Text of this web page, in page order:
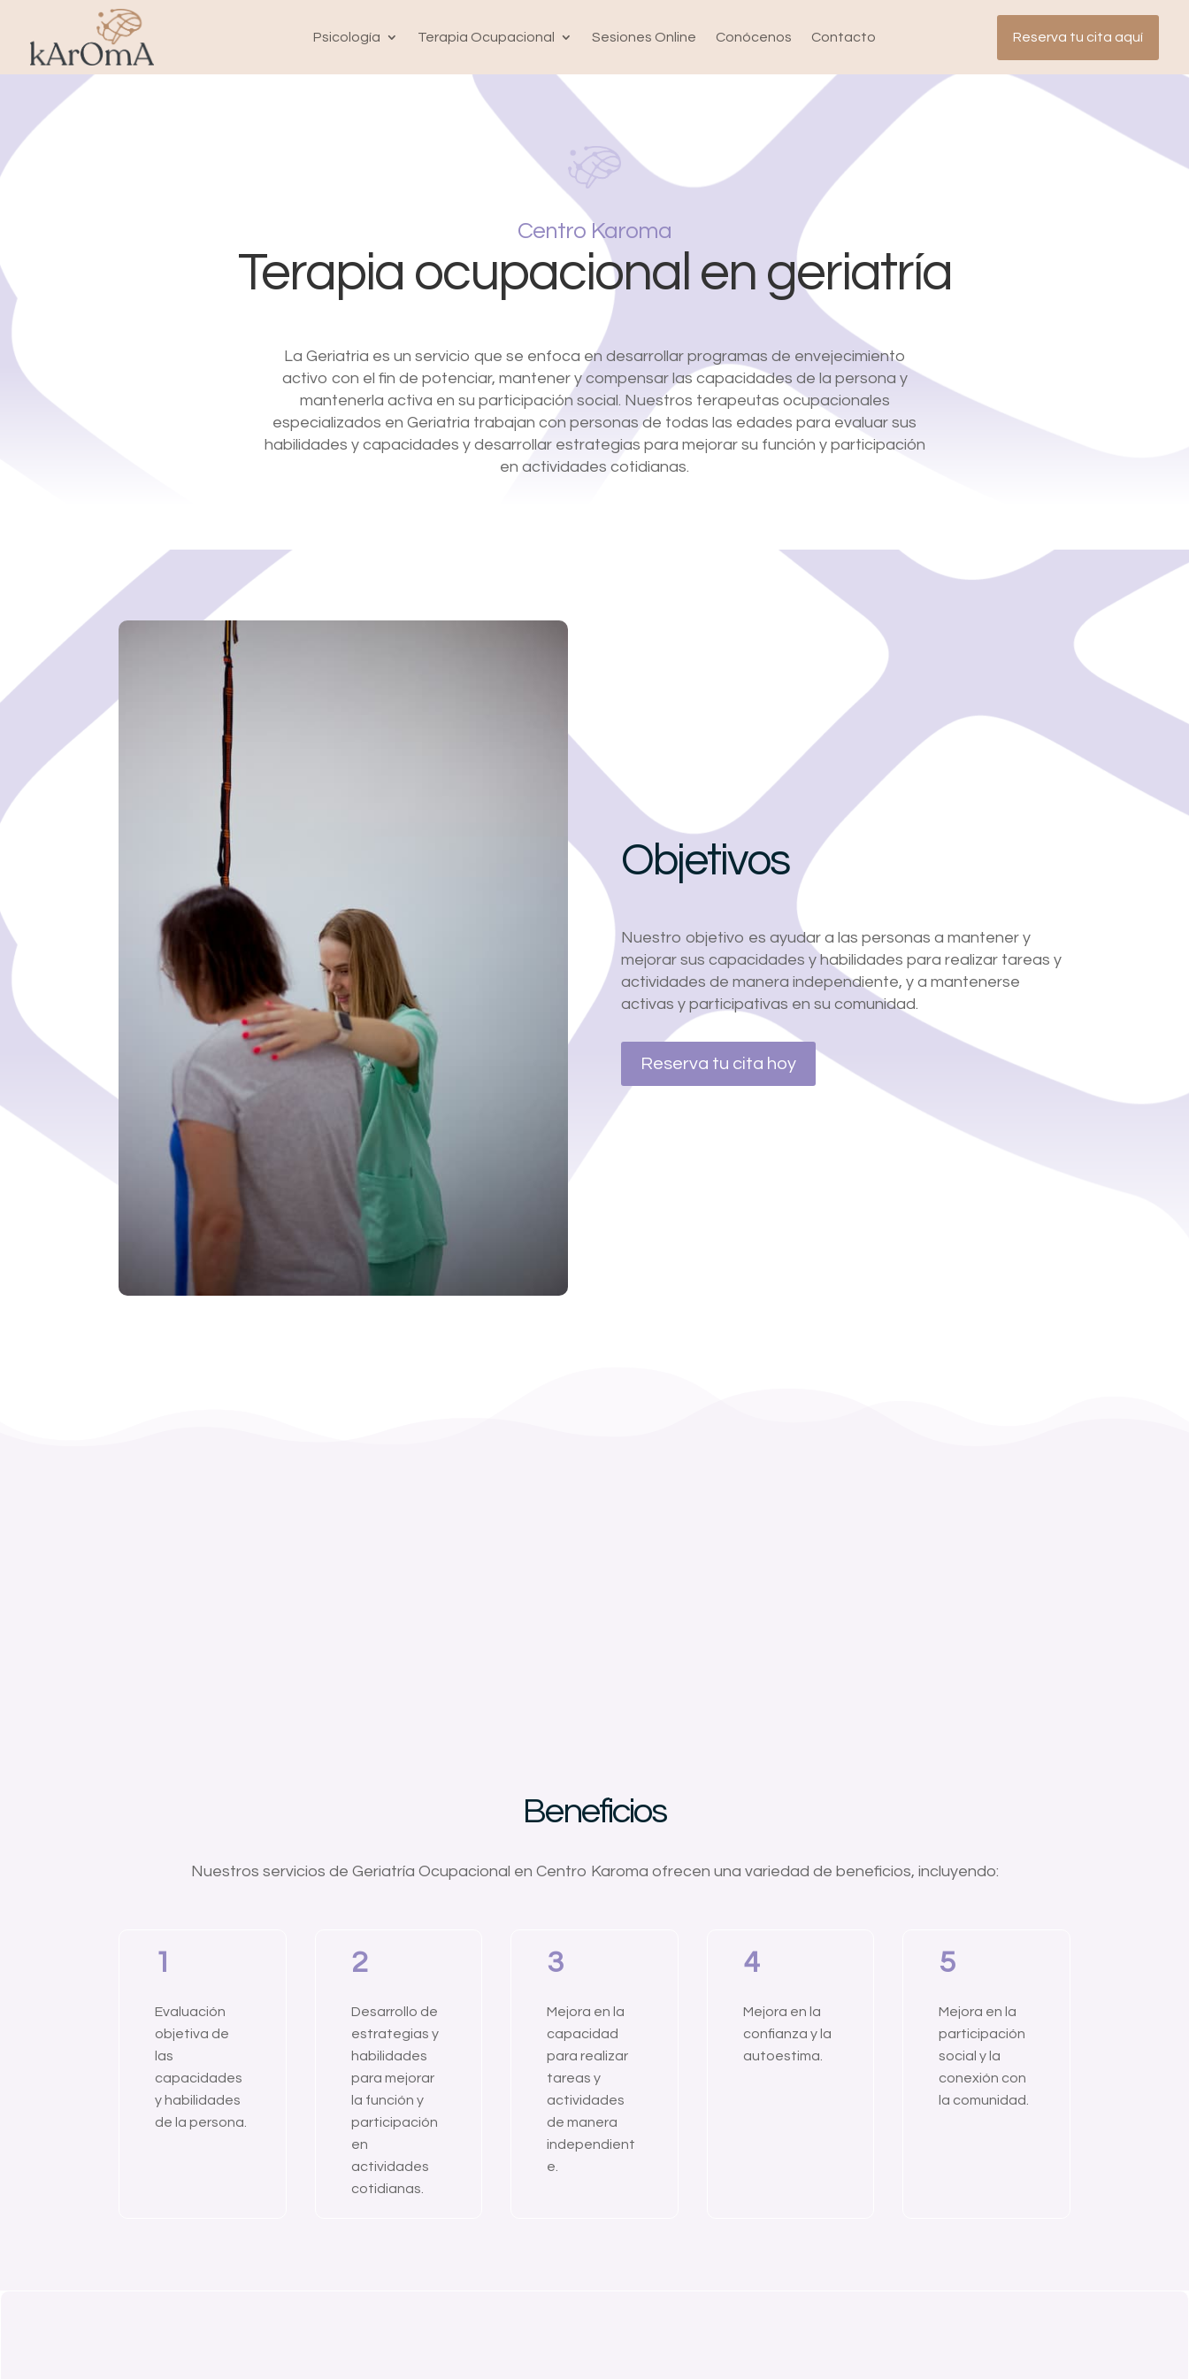
Psicología Terapia Ocupacional Sesiones Online Conócenos Contacto Reserva tu cita aquí
Centro Karoma
Terapia ocupacional en geriatría
La Geriatria es un servicio que se enfoca en desarrollar programas de envejecimiento
activo con el fin de potenciar, mantener y compensar las capacidades de la persona y
mantenerla activa en su participación social. Nuestros terapeutas ocupacionales
especializados en Geriatria trabajan con personas de todas las edades para evaluar sus
habilidades y capacidades y desarrollar estrategias para mejorar su función y participación
en actividades cotidianas.
Objetivos
Nuestro objetivo es ayudar a las personas a mantener y
mejorar sus capacidades y habilidades para realizar tareas y
actividades de manera independiente, y a mantenerse
activas y participativas en su comunidad.
Reserva tu cita hoy
Beneficios
Nuestros servicios de Geriatría Ocupacional en Centro Karoma ofrecen una variedad de beneficios, incluyendo:
1
Evaluación
objetiva de
las
capacidades
y habilidades
de la persona.
2
Desarrollo de
estrategias y
habilidades
para mejorar
la función y
participación
en
actividades
cotidianas.
3
Mejora en la
capacidad
para realizar
tareas y
actividades
de manera
independient
e.
4
Mejora en la
confianza y la
autoestima.
5
Mejora en la
participación
social y la
conexión con
la comunidad.